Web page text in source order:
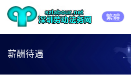
繁體
薪酬待遇